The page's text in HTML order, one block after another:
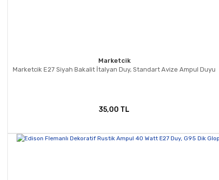
Marketcik
Marketcik E27 Siyah Bakalit İtalyan Duy, Standart Avize Ampul Duyu
35,00 TL